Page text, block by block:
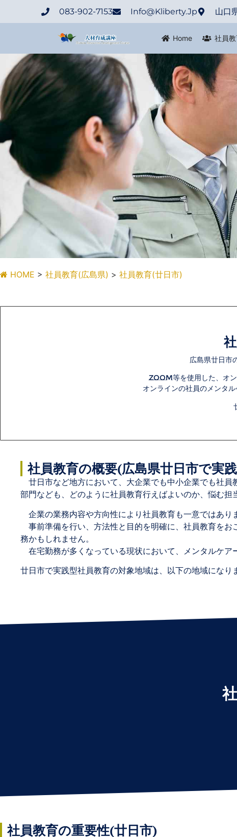
083-902-7153 Info@Kliberty.Jp 山口
Home 社員
市)
HOME > 社員教育(広島県) > 社員教育(廿日市)
広島県廿日市
zoom等を使用した、オン
オンラインの社員のメンタ
社員教育の概要(広島県廿日市で実
廿日市など地方において、大企業でも中小企業でも社員
部門なども、どのように社員教育行えばよいのか、悩む
企業の業務内容や方向性により社員教育も一意ではあり
事前準備を行い、方法性と目的を明確に、社員教育をお
務かもしれません。
在宅勤務が多くなっている現状において、メンタルケア
廿日市で実践型社員教育の対象地域は、以下の地域になり
社員教育の重要性(廿日市)